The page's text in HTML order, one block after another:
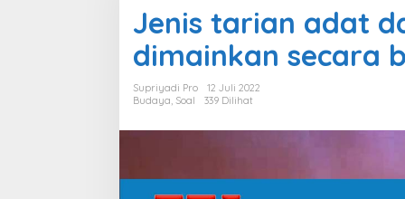
n
s
t
a
r
a
d
Jenis tarian adat
dimainkan secara
Supriyadi Pro
12 Juli 2022
Budaya, Soal 339 Dilihat